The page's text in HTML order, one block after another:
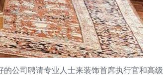
公司聘请专业人士来装饰首席执行官和高级